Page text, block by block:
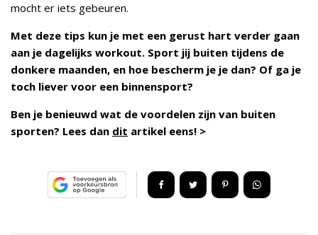
mocht er iets gebeuren.
Met deze tips kun je met een gerust hart verder gaan
aan je dagelijks workout. Sport jij buiten tijdens de
donkere maanden, en hoe bescherm je je dan? Of ga je
toch liever voor een binnensport?
Ben je benieuwd wat de voordelen zijn van buiten
sporten? Lees dan dit artikel eens! >